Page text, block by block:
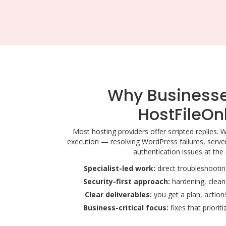
Why
Most hosting providers offer scripted replies.
execution — resolving WordPress failures,
authentication issues at the
Specialist-led work: direct
Security-first approach: hardening,
Clear deliverables: you get a plan,
Business-critical focus: fixes that